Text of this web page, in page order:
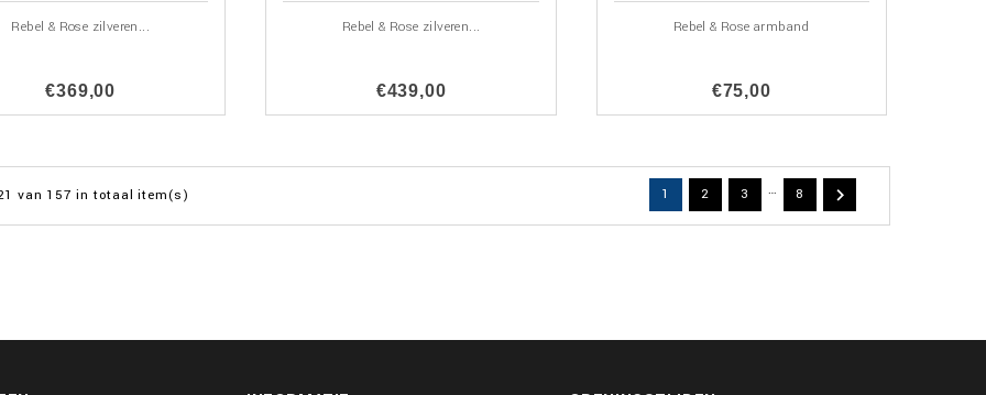
Rebel & Rose zilveren...
€369,00
Rebel & Rose zilveren...
€439,00
Rebel & Rose armband
€75,00
van 157 in totaal item(s) 1 2 3 … 8 